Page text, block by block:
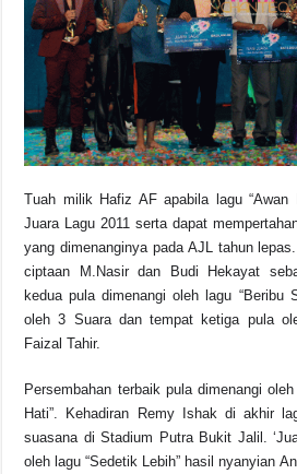
o
o
k
p
p
s
n
k
Tuah milik Hafiz AF apabila lagu “Awan
Juara Lagu 2011 serta dapat
yang dimenanginya pada AJL tahun lepas.
ciptaan M.Nasir dan Budi Hekayat
kedua pula dimenangi oleh lagu “Beribu
oleh 3 Suara dan tempat ketiga pula
Faizal Tahir.
Persembahan terbaik pula dimenangi
Hati”. Kehadiran Remy Ishak di akhir
suasana di Stadium Putra Bukit Jalil.
oleh lagu “Sedetik Lebih” hasil nyanyian